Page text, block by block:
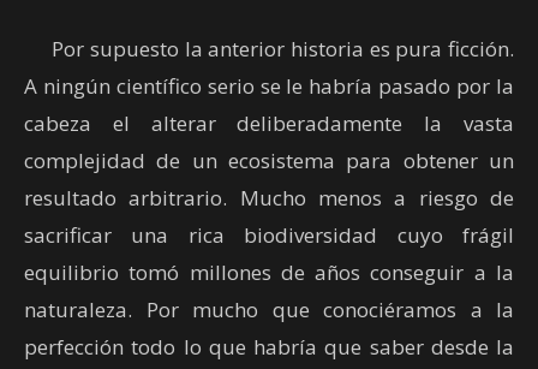
Por supuesto la anterior historia es pura ficción.
A ningún científico serio se le habría pasado por la
cabeza el alterar deliberadamente la vasta
complejidad de un ecosistema para obtener un
resultado arbitrario. Mucho menos a riesgo de
sacrificar una rica biodiversidad cuyo frágil
equilibrio tomó millones de años conseguir a la
naturaleza. Por mucho que conociéramos a la
perfección todo lo que habría que saber desde la